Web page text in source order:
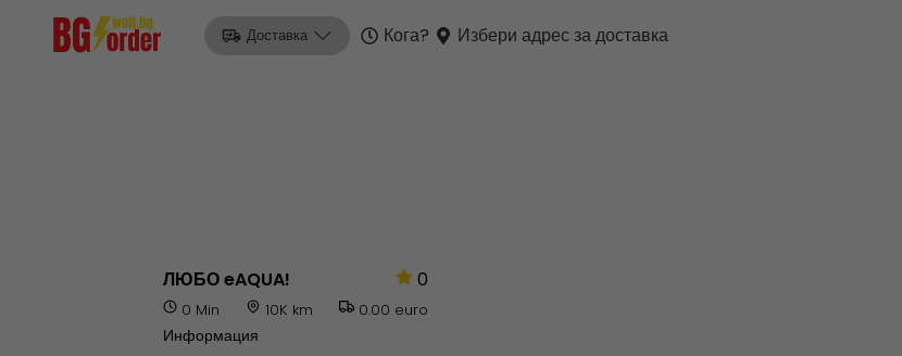
Доставка Кога? Избери адрес за доставка
ЛЮБО eAQUA! 0
0 Min 10K km 0.00 euro
Информация